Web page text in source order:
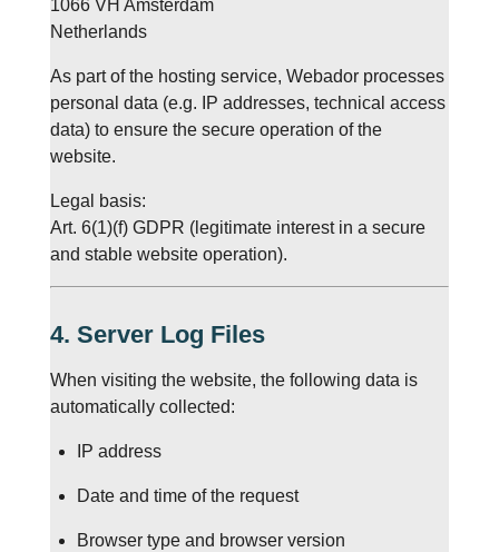
1066 VH Amsterdam
Netherlands
As part of the hosting service, Webador processes
personal data (e.g. IP addresses, technical access
data) to ensure the secure operation of the
website.
Legal basis:
Art. 6(1)(f) GDPR (legitimate interest in a secure
and stable website operation).
4. Server Log Files
When visiting the website, the following data is
automatically collected:
IP address
Date and time of the request
Browser type and browser version